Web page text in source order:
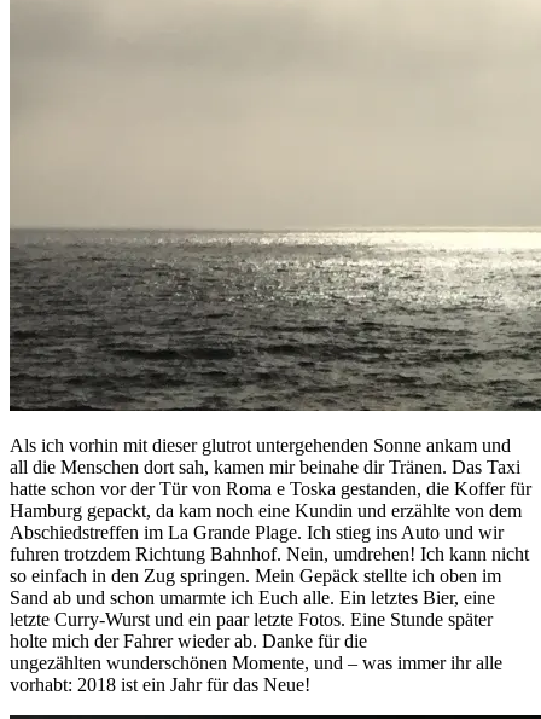
Als ich vorhin mit dieser glutrot untergehenden Sonne ankam und
all die Menschen dort sah, kamen mir beinahe dir Tränen. Das Taxi
hatte schon vor der Tür von Roma e Toska gestanden, die Koffer für
Hamburg gepackt, da kam noch eine Kundin und erzählte von dem
Abschiedstreffen im La Grande Plage. Ich stieg ins Auto und wir
fuhren trotzdem Richtung Bahnhof. Nein, umdrehen! Ich kann nicht
so einfach in den Zug springen. Mein Gepäck stellte ich oben im
Sand ab und schon umarmte ich Euch alle. Ein letztes Bier, eine
letzte Curry-Wurst und ein paar letzte Fotos. Eine Stunde später
holte mich der Fahrer wieder ab. Danke für die
ungezählten wunderschönen Momente, und – was immer ihr alle
vorhabt: 2018 ist ein Jahr für das Neue!